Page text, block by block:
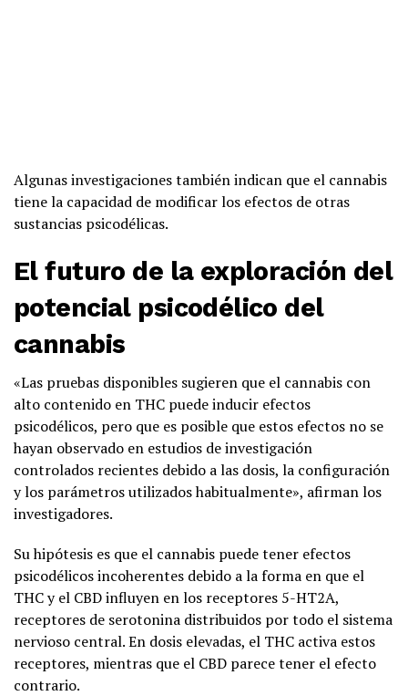
Algunas investigaciones también indican que el cannabis
tiene la capacidad de modificar los efectos de otras
sustancias psicodélicas.
El futuro de la exploración del
potencial psicodélico del
cannabis
«Las pruebas disponibles sugieren que el cannabis con
alto contenido en THC puede inducir efectos
psicodélicos, pero que es posible que estos efectos no se
hayan observado en estudios de investigación
controlados recientes debido a las dosis, la configuración
y los parámetros utilizados habitualmente», afirman los
investigadores.
Su hipótesis es que el cannabis puede tener efectos
psicodélicos incoherentes debido a la forma en que el
THC y el CBD influyen en los receptores 5-HT2A,
receptores de serotonina distribuidos por todo el sistema
nervioso central. En dosis elevadas, el THC activa estos
receptores, mientras que el CBD parece tener el efecto
contrario.